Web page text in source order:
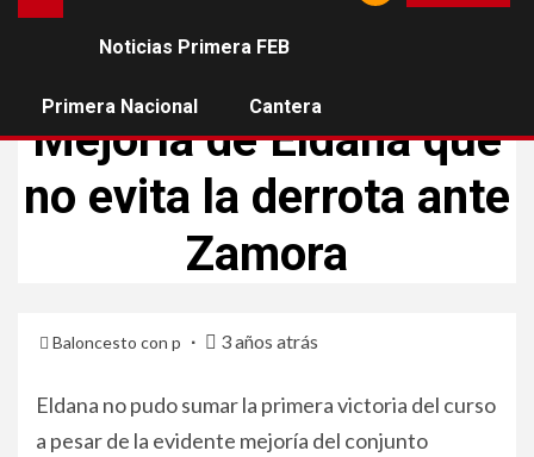
Noticias Primera FEB
Primera Nacional Cantera
Mejoría de Eldana que
no evita la derrota ante
Zamora
Baloncesto con p 3 años atrás
Eldana no pudo sumar la primera victoria del curso
a pesar de la evidente mejoría del conjunto